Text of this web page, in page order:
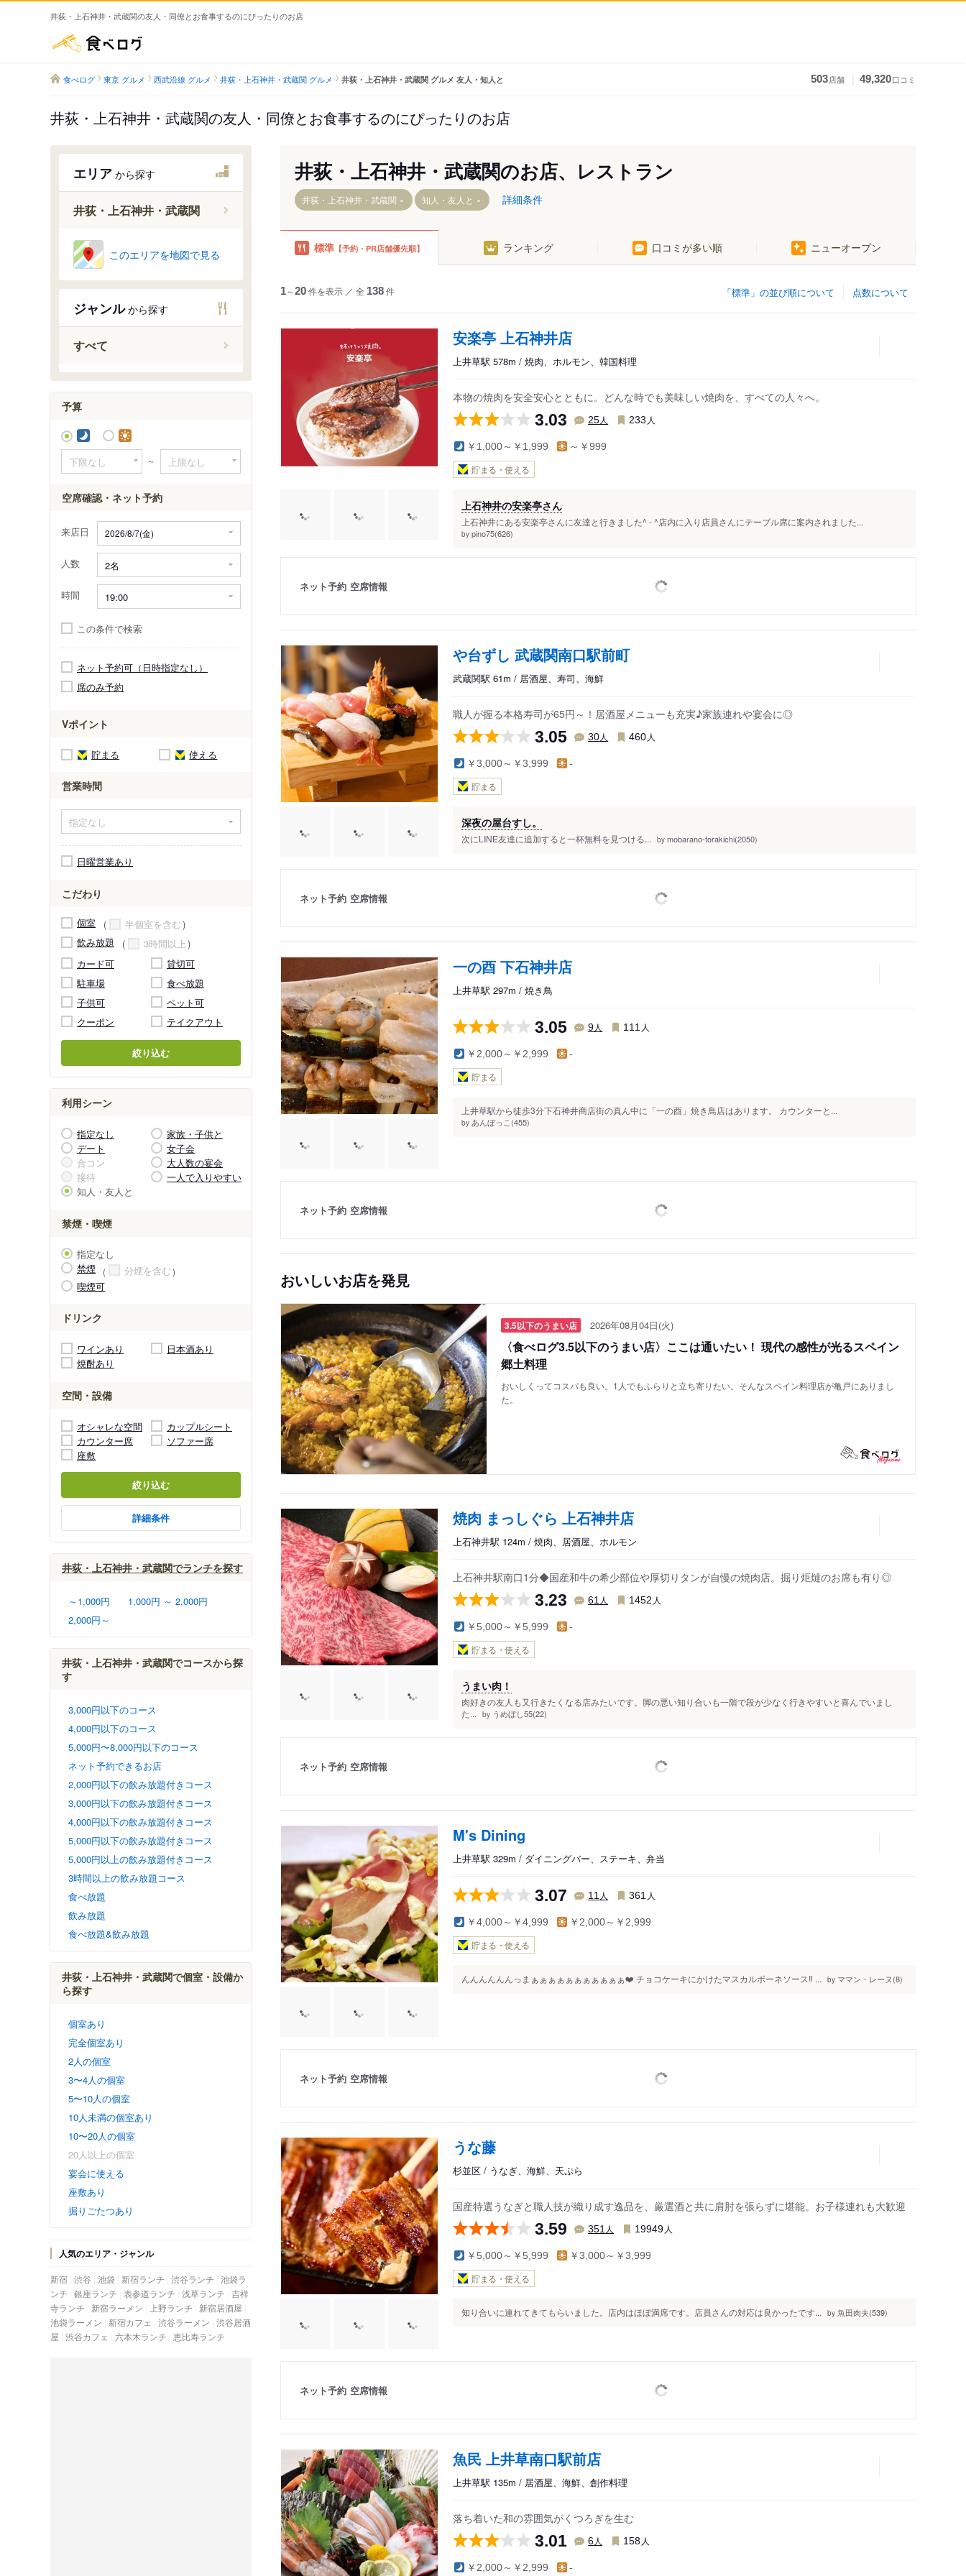
井荻・上石神井・武蔵関の友人・同僚とお食事するのにぴったりのお店
食べログ 東京 グルメ 西武沿線 グルメ 井荻・上石神井・武蔵関 グルメ 井荻・上石神井・武蔵関 グルメ 友人・知人と 503店舗 49,320口コミ
井荻・上石神井・武蔵関の友人・同僚とお食事するのにぴったりのお店
エリア から探す
井荻・上石神井・武蔵関
このエリアを地図で見る
ジャンルから探す
すべて
予算
～
空席確認・ネット予約
来店日
人数
時間
この条件で検索
ネット予約可（日時指定なし）
席のみ予約
Vポイント
貯まる 使える
営業時間
日曜営業あり
こだわり
個室
半個室を含む
飲み放題
3時間以上
カード可
貸切可
駐車場
食べ放題
子供可
ペット可
クーポン
テイクアウト
絞り込む
利用シーン
指定なし
家族・子供と
デート
女子会
合コン
大人数の宴会
接待
一人で入りやすい
知人・友人と
禁煙・喫煙
指定なし
禁煙
分煙を含む
喫煙可
ドリンク
ワインあり
日本酒あり
焼酎あり
空間・設備
オシャレな空間
カップルシート
カウンター席
ソファー席
座敷
絞り込む
詳細条件
井荻・上石神井・武蔵関でランチを探す
～1,000円
1,000円 ～ 2,000円
2,000円～
井荻・上石神井・武蔵関でコースから探
す
3,000円以下のコース
4,000円以下のコース
5,000円〜8,000円以下のコース
ネット予約できるお店
2,000円以下の飲み放題付きコース
3,000円以下の飲み放題付きコース
4,000円以下の飲み放題付きコース
5,000円以下の飲み放題付きコース
5,000円以上の飲み放題付きコース
3時間以上の飲み放題コース
食べ放題
飲み放題
食べ放題&飲み放題
井荻・上石神井・武蔵関で個室・設備か
ら探す
個室あり
完全個室あり
2人の個室
3〜4人の個室
5〜10人の個室
10人未満の個室あり
10〜20人の個室
20人以上の個室
宴会に使える
座敷あり
掘りごたつあり
人気のエリア・ジャンル
新宿 渋谷 池袋 新宿ランチ 渋谷ランチ 池袋ラ
ンチ 銀座ランチ 表参道ランチ 浅草ランチ 吉祥
寺ランチ
新宿ラーメン 上野ランチ
新宿居酒屋
池袋ラーメン
新宿カフェ 渋谷ラーメン 渋谷居酒
屋 渋谷カフェ 六本木ランチ 恵比寿ランチ
井荻・上石神井・武蔵関のお店、レストラン
井荻・上石神井・武蔵関 知人・友人と 詳細条件
標準 【予約・PR店舗優先順】 ランキング 口コミが多い順 ニューオープン
点数について
「標準」の並び順について
1～20件を表示 ／ 全 138件
安楽亭 上石神井店
上井草駅 578m / 焼肉、ホルモン、韓国料理
本物の焼肉を安全安心とともに。どんな時でも美味しい焼肉を、すべての人々へ。
3.03 25人 233 人
￥1,000～￥1,999 ～￥999
貯まる・使える
上石神井の安楽亭さん
上石神井にある安楽亭さんに友達と行きました^ - ^店内に入り店員さんにテーブル席に案内されました...
by pino75(626)
ネット予約 空席情報
や台ずし 武蔵関南口駅前町
武蔵関駅 61m / 居酒屋、寿司、海鮮
職人が握る本格寿司が65円～！居酒屋メニューも充実♪家族連れや宴会に◎
3.05 30人 460 人
￥3,000～￥3,999 -
貯まる
深夜の屋台すし。
次にLINE友達に追加すると一杯無料を見つける... by mobarano-torakichi(2050)
ネット予約 空席情報
一の酉 下石神井店
上井草駅 297m / 焼き鳥
3.05 9人 111 人
￥2,000～￥2,999 -
貯まる
上井草駅から徒歩3分下石神井商店街の真ん中に「一の酉」焼き鳥店はあります。 カウンターと...
by あんぼっこ(455)
ネット予約 空席情報
おいしいお店を発見
3.5以下のうまい店 2026年08月04日(火)
〈食べログ3.5以下のうまい店〉ここは通いたい！ 現代の感性が光るスペイン
郷土料理
おいしくってコスパも良い。1人でもふらりと立ち寄りたい。そんなスペイン料理店が亀戸にありまし
た。
焼肉 まっしぐら 上石神井店
上石神井駅 124m / 焼肉、居酒屋、ホルモン
上石神井駅南口1分◆国産和牛の希少部位や厚切りタンが自慢の焼肉店。掘り炬燵のお席も有り◎
3.23 61 人 1452 人
￥5,000～￥5,999 -
貯まる・使える
うまい肉！
肉好きの友人も又行きたくなる店みたいです。脚の悪い知り合いも一階で段が少なく行きやすいと喜んでいまし
た...
by うめぼし55(22)
ネット予約 空席情報
M's Dining
上井草駅 329m / ダイニングバー、ステーキ、弁当
3.07 11 人 361 人
￥4,000～￥4,999 ￥2,000～￥2,999
貯まる・使える
んんんんんんっまぁぁぁぁぁぁぁぁぁぁぁ❤️ チョコケーキにかけたマスカルポーネソース‼️ ... by ママン・レーヌ(8)
ネット予約 空席情報
うな藤
杉並区 / うなぎ、海鮮、天ぷら
国産特選うなぎと職人技が織り成す逸品を、厳選酒と共に肩肘を張らずに堪能。お子様連れも大歓迎
3.59 351 人 19949 人
￥5,000～￥5,999 ￥3,000～￥3,999
貯まる・使える
知り合いに連れてきてもらいました。店内はほぼ満席です。店員さんの対応は良かったです... by 魚田肉夫(539)
ネット予約 空席情報
魚民 上井草南口駅前店
上井草駅 135m / 居酒屋、海鮮、創作料理
落ち着いた和の雰囲気がくつろぎを生む
3.01 6人 158 人
￥2,000～￥2,999 -